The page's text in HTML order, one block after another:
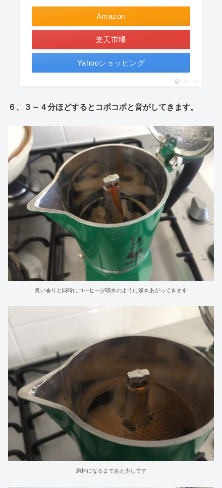
Amazon
楽天市場
Yahooショッピング
ポチップ
６、３～４分ほどするとコポコポと音がしてきます。
良い香りと同時にコーヒーが噴水のように湧きあがってきます
満杯になるまであと少しです